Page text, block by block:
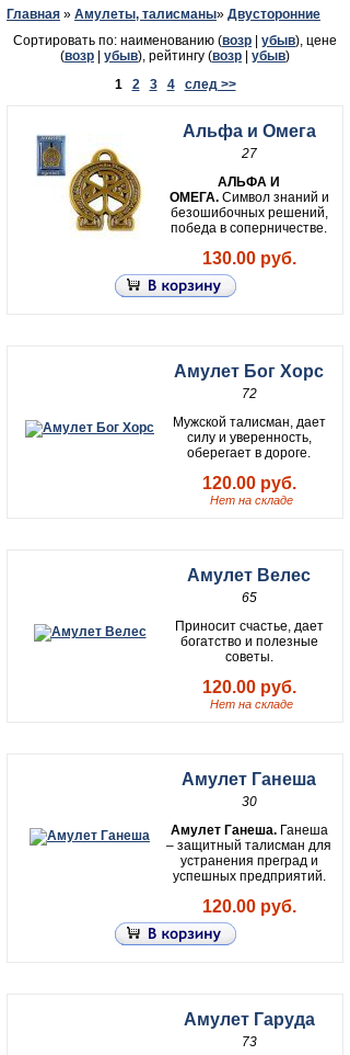
Главная » Амулеты, талисманы» Двусторонние
Сортировать по: наименованию (возр убыв), цене
(возр убыв), рейтингу (возр убыв)
1
2 3 4 след >>
Альфа и Омега
27
АЛЬФА И
ОМЕГА. Символ знаний и
безошибочных решений,
победа в соперничестве.
130.00 руб.
Амулет Бог Хорс
72
Мужской талисман, дает
силу и уверенность,
оберегает в дороге.
120.00 руб.
Нет на складе
Амулет Велес
65
Приносит счастье, дает
богатство и полезные
советы.
120.00 руб.
Нет на складе
Амулет Ганеша
30
Амулет Ганеша.Ганеша
– защитный талисман для
устранения преград и
успешных предприятий.
120.00 руб.
Амулет Гаруда
73